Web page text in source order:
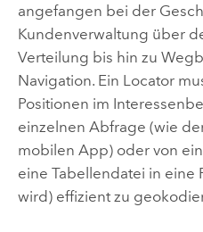
angefangen bei der
Kundenverwaltung über
Verteilung bis hin zu
Navigation. Ein Locator
Positionen im
einzelnen Abfrage (wie
mobilen App) oder von
eine Tabellendatei in eine
wird) effizient zu